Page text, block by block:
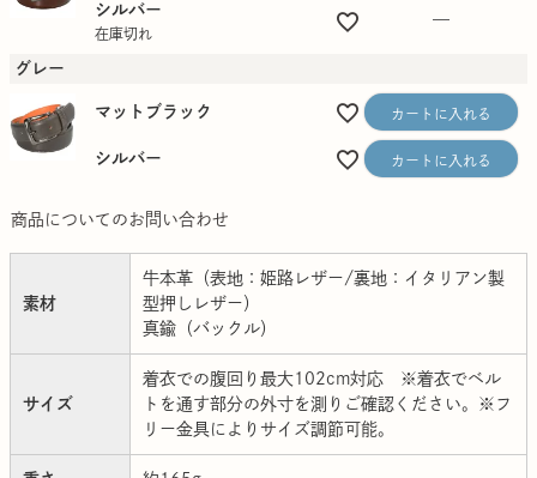
シルバー
在庫切れ
—
グレー
マットブラック カートに入れる
シルバー カートに入れる
商品についてのお問い合わせ
素材
牛本革（表地：姫路レザー/裏地：イタリアン製
型押しレザー）
真鍮（バックル）
サイズ
着衣での腹回り最大102cm対応 ※着衣でベル
トを通す部分の外寸を測りご確認ください。※フ
リー金具によりサイズ調節可能。